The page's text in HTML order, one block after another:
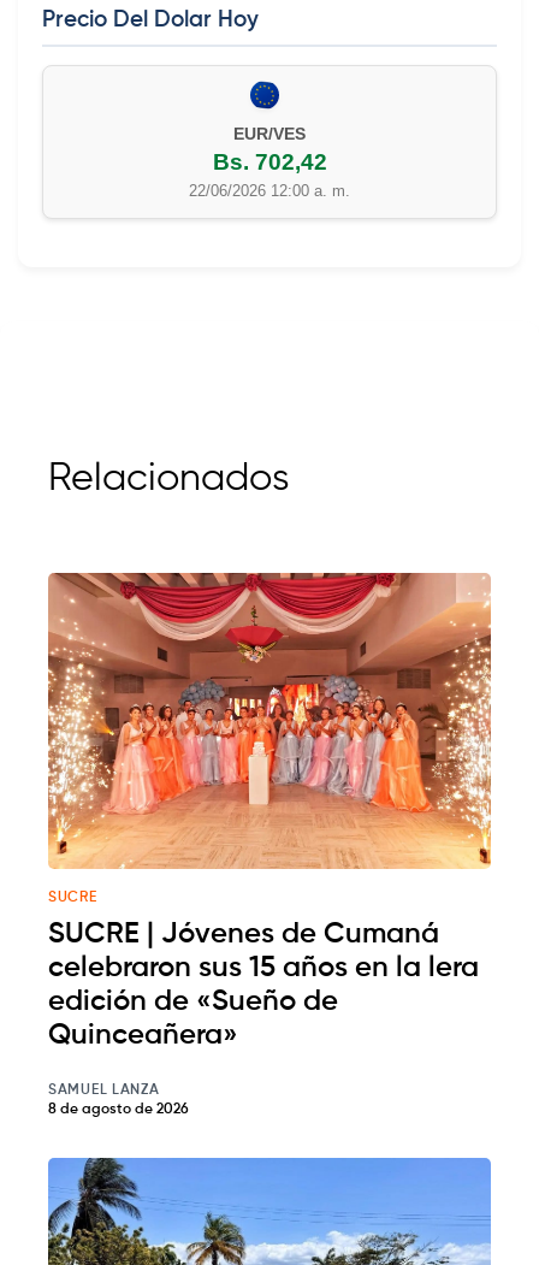
Precio Del Dolar Hoy
EUR/VES
Bs. 702,42
22/06/2026 12:00 a. m.
Relacionados
SUCRE
SUCRE | Jóvenes de Cumaná
celebraron sus 15 años en la lera
edición de «Sueño de
Quinceañera»
SAMUEL LANZA
8 de agosto de 2026